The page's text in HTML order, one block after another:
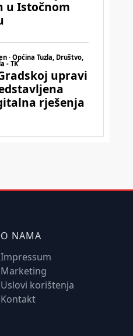
O NAMA
Impressum
Marketing
Uslovi korištenja
Kontakt